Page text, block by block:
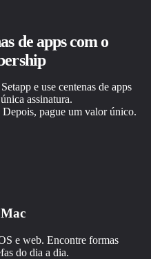
de apps com o
e use centenas de apps
assinatura.
pague um valor único.
e web. Encontre formas
do dia a dia.